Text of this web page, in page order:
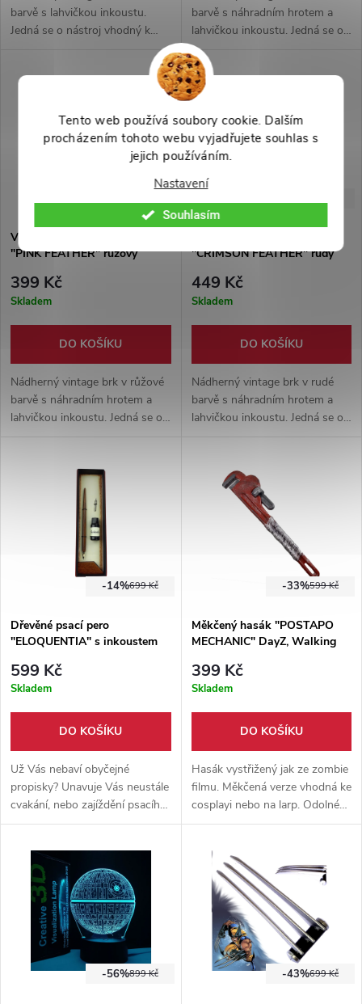
Tento web používá soubory cookie. Dalším
procházením tohoto webu vyjadřujete souhlas s
jejich používáním.
Nastavení
Souhlasím
barvě s lahvičkou inkoustu.
Jedná se o nástroj vhodný k
příležitostnému psaní. Součástí
barvě s náhradním hrotem a
lahvičkou inkoustu. Jedná se o
nástroj vhodný k
příležitostnému psaní. Součástí
balení je dřevěná plaketa.
Vintage brk s inkoustem
"PINK FEATHER" růžový
399 Kč
Skladem
DO KOŠÍKU
Nádherný vintage brk v růžové
barvě s náhradním hrotem a
lahvičkou inkoustu. Jedná se o
balení je dřevěná plaketa.
"CRIMSON FEATHER" rudý
449 Kč
Skladem
DO KOŠÍKU
Nádherný vintage brk v rudé
barvě s náhradním hrotem a
lahvičkou inkoustu. Jedná se o
balení je dřevěná plaketa.
699 Kč
-14%
Dřevěné psací pero
"ELOQUENTIA" s inkoustem
599 Kč
Skladem
DO KOŠÍKU
Už Vás nebaví obyčejné
propisky? Unavuje Vás neustále
cvakání, nebo zajíždění psacího
hrotu? S tím je konec. Pro
Vhodný i jako dárek pro
babičku či dědečka, kteří si
chtějí připomenout svá školní
léta. Lehce přenosné pero s
inkoustem a 2 psací hroty. Vše
zabalené v dárkové krabičce.
599 Kč
-33%
Měkčený hasák "POSTAPO
MECHANIC" DayZ, Walking
399 Kč
Skladem
DO KOŠÍKU
Hasák vystřižený jak ze zombie
filmu. Měkčená verze vhodná ke
cosplayi nebo na larp. Odolné
jádro z laminátu.
899 Kč
-56% 699 Kč
-43%